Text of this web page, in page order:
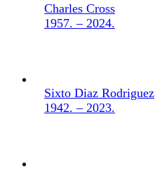
Charles Cross
1957. – 2024.
Sixto Diaz Rodriguez
1942. – 2023.